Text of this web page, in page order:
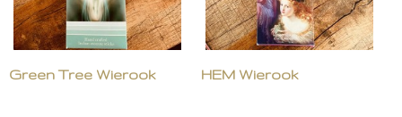
Green Tree Wierook HEM Wierook